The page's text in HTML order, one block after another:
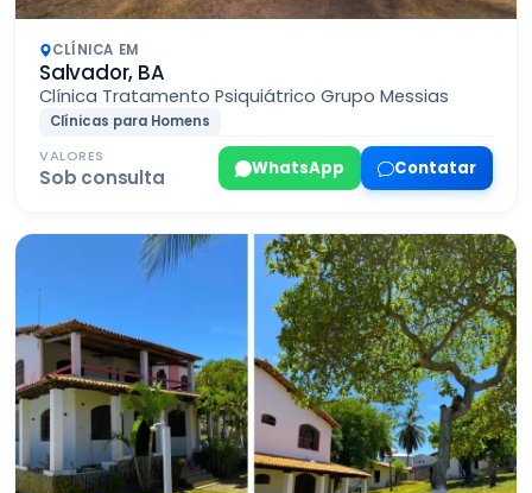
CLÍNICA EM
Salvador, BA
Clínica Tratamento Psiquiátrico Grupo Messias
Clínicas para Homens
VALORES
Sob consulta WhatsApp Contatar